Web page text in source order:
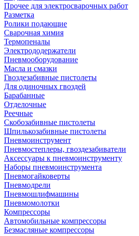
Прочее для электросварочных работ
Разметка
Ролики подающие
Сварочная химия
Термопеналы
Электрододержатели
Пневмооборудование
Масла и смазки
Гвоздезабивные пистолеты
Для одиночных гвоздей
Барабанные
Отделочные
Реечные
Скобозабивные пистолеты
Шпилькозабивные пистолеты
Пневмоинструмент
Пневмостеплеры, гвоздезабиватели
Аксессуары к пневмоинструменту
Наборы пневмоинструмента
Пневмогайковерты
Пневмодрели
Пневмошлифмашины
Пневмомолотки
Компрессоры
Автомобильные компрессоры
Безмасляные компрессоры